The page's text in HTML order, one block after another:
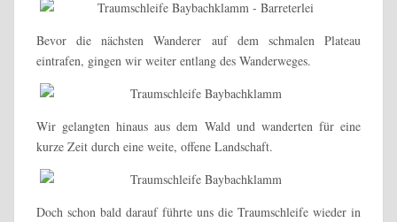
Bevor die nächsten Wanderer auf dem schmalen Plateau
eintrafen, gingen wir weiter entlang des Wanderweges.
Wir gelangten hinaus aus dem Wald und wanderten für eine
kurze Zeit durch eine weite, offene Landschaft.
Doch schon bald darauf führte uns die Traumschleife wieder in